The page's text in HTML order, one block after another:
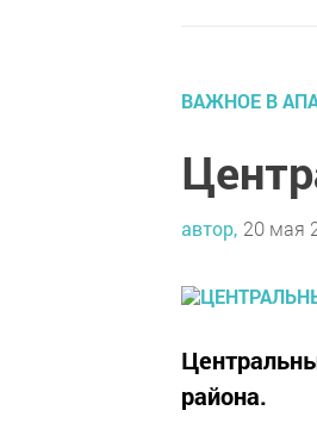
ВАЖНОЕ В
автор, 20 мая
района.